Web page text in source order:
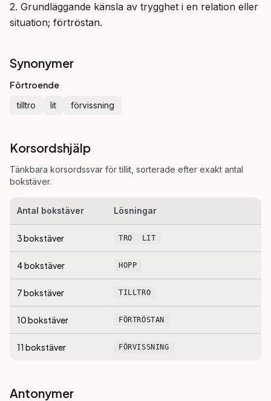
2. Grundläggande känsla av trygghet i en relation eller
situation; förtröstan.
Synonymer
Förtroende
tilltro lit förvissning
Korsordshjälp
Tänkbara korsordssvar förtillit , sorterade efter exakt antal
bokstäver.
Antal bokstäver Lösningar
3bokstäver TRO LIT
4bokstäver HOPP
7bokstäver TILLTRO
10bokstäver FÖRTRÖSTAN
11 bokstäver FÖRVISSNING
Antonymer